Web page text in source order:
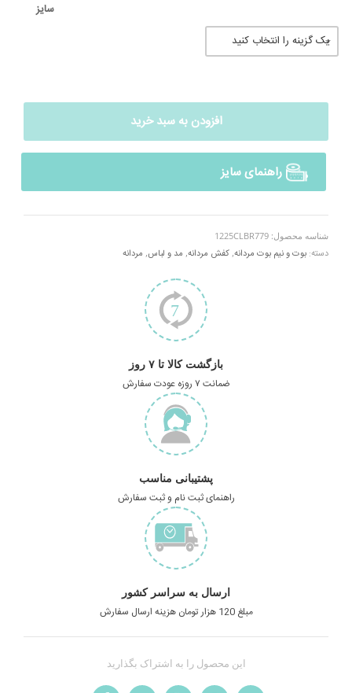
سایز
افزودن به سبد خرید
راهنمای سایز
شناسه محصول: 1225CLBR779
دسته: بوت و نیم بوت مردانه,کفش مردانه, مد و لباس, مردانه
بازگشت کالا تا ۷ روز
ضمانت ۷ روزه عودت سفارش
پشتیبانی مناسب
راهنمای ثبت نام و ثبت سفارش
ارسال به سراسر کشور
مبلغ 120 هزار تومان هزینه ارسال سفارش
این محصول را به اشتراک بگذارید